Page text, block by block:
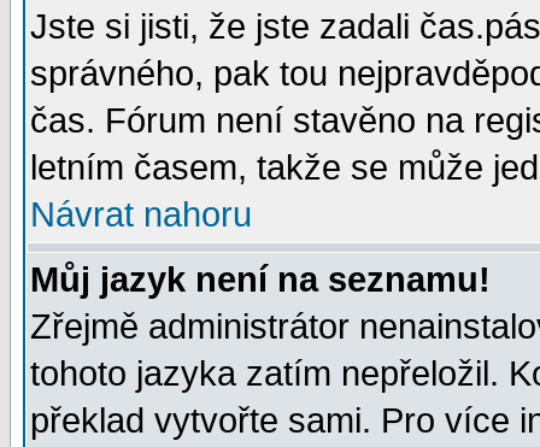
Jste si jisti, že jste zadali
správného, pak tou
čas. Fórum není stavěno na
letním časem, takže se může
Návrat nahoru
Můj jazyk není na seznamu!
Zřejmě administrátor
tohoto jazyka zatím nepřeložil.
překlad vytvořte sami. Pro více